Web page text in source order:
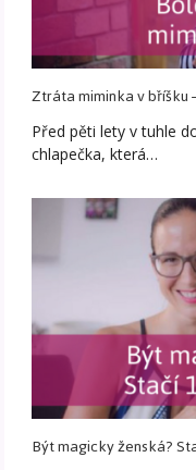
Ztráta miminka v
Před pěti lety v tuhle
chlapečka, která…
Být magicky ženská?